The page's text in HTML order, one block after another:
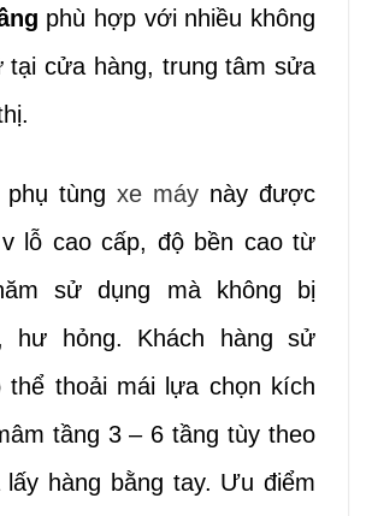
phù hợp với nhiều không
tại cửa hàng, trung tâm sửa
tùng xe máy này được
lỗ cao cấp, độ bền cao từ
sử dụng mà không bị
hư hỏng. Khách hàng sử
thể thoải mái lựa chọn kích
tầng 3 – 6 tầng tùy theo
lấy hàng bằng tay. Ưu điểm